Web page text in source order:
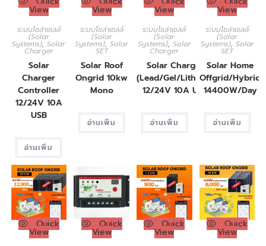
View
ระบบโซล่าเซลล์
(Solar
Systems),Solar
Charger
Solar
Charger
Controller
12/24V 10A
USB
อ่านเพิ่ม
View
ระบบโซล่าเซลล์
(Solar
Systems),Solar
SET
Solar Roof
Ongrid 10kw
Mono
อ่านเพิ่ม
View
ระบบโซล่าเซลล์
(Solar
Systems), Solar
Charger
Solar Charger
(Lead/Gel/Lithium)
12/24V 10A USB
อ่านเพิ่ม
View
ระบบโซล่าเซลล์
(Solar
Systems), Solar
SET
Solar Home
Offgrid/Hybrid
14400W/Day
อ่านเพิ่ม
Quick
View
Quick
View
Quick
View
Quick
View